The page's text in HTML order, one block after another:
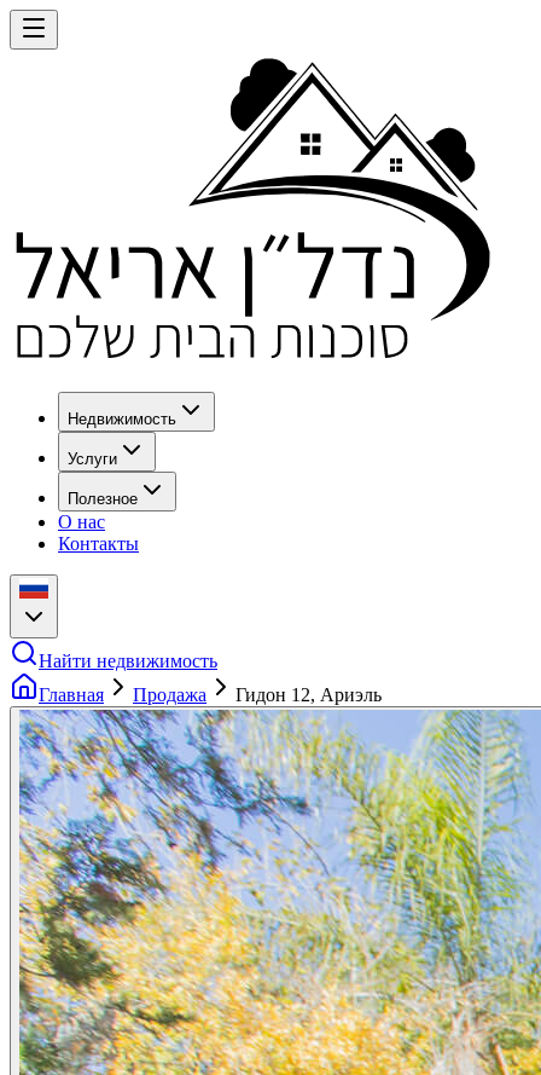
Недвижимость
Услуги
Полезное
О нас
Контакты
Найти недвижимость
Главная
Продажа Гидон 12, Ариэль